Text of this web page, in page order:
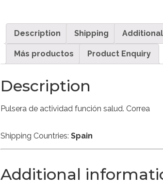
Description Shipping
Más productos Product Enquiry
Description
Pulsera de actividad función salud. Correa
Shipping Countries: Spain
Additional